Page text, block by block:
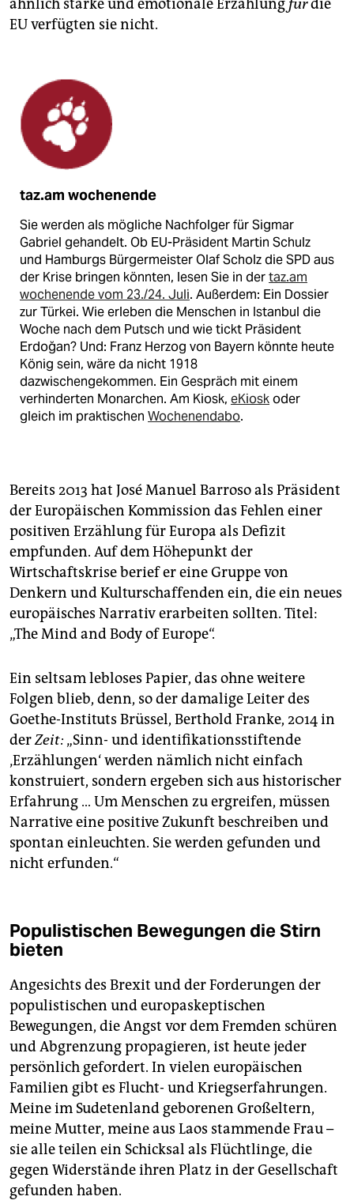
ähnlich starke und emotionale Erzählung fürdie
EU verfügten sie nicht.
taz.am wochenende
Sie werden als mögliche Nachfolger für Sigmar
Gabriel gehandelt. Ob EU-Präsident Martin Schulz
und Hamburgs Bürgermeister Olaf Scholz die SPD aus
der Krise bringen könnten, lesen Sie in dertaz.am
wochenende vom 23./24. Juli. Außerdem: Ein Dossier
zur Türkei. Wie erleben die Menschen in Istanbul die
Woche nach dem Putsch und wie tickt Präsident
Erdoğan? Und: Franz Herzog von Bayern könnte heute
König sein, wäre da nicht 1918
dazwischengekommen. Ein Gespräch mit einem
verhinderten Monarchen. Am Kiosk, eKioskoder
gleich im praktischen Wochenendabo.
Bereits 2013 hat José Manuel Barroso als Präsident
der Europäischen Kommission das Fehlen einer
positiven Erzählung für Europa als Defizit
empfunden. Auf dem Höhepunkt der
Wirtschaftskrise berief er eine Gruppe von
Denkern und Kulturschaffenden ein, die ein neues
europäisches Narrativ erarbeiten sollten. Titel:
„The Mind and Body of Europe“.
Ein seltsam lebloses Papier, das ohne weitere
Folgen blieb, denn, so der damalige Leiter des
Goethe-Instituts Brüssel, Berthold Franke, 2014 in
derZeit: „Sinn- und identifikationsstiftende
‚Erzählungen‘ werden nämlich nicht einfach
konstruiert, sondern ergeben sich aus historischer
Erfahrung … Um Menschen zu ergreifen, müssen
Narrative eine positive Zukunft beschreiben und
spontan einleuchten. Sie werden gefunden und
nicht erfunden.“
Populistischen Bewegungen die Stirn
bieten
Angesichts des Brexit und der Forderungen der
populistischen und europaskeptischen
Bewegungen, die Angst vor dem Fremden schüren
und Abgrenzung propagieren, ist heute jeder
persönlich gefordert. In vielen europäischen
Familien gibt es Flucht- und Kriegserfahrungen.
Meine im Sudetenland geborenen Großeltern,
meine Mutter, meine aus Laos stammende Frau –
sie alle teilen ein Schicksal als Flüchtlinge, die
gegen Widerstände ihren Platz in der Gesellschaft
gefunden haben.